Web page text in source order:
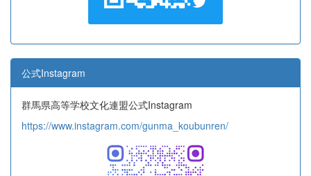
公式Instagram
群馬県高等学校文化連盟公式Instagram
https://www.instagram.com/gunma_koubunren/